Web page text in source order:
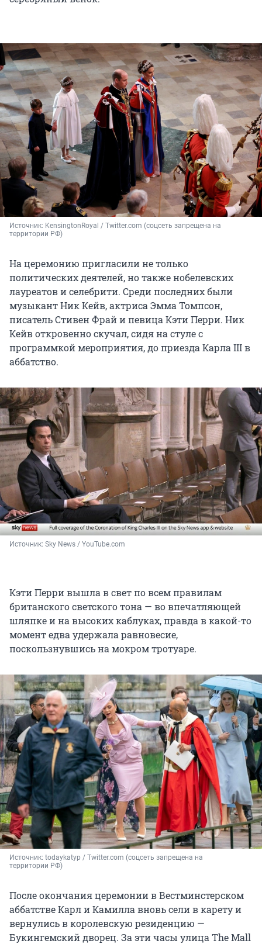
Источник: KensingtonRoyal / Twitter.com (соцсеть запрещена на
территории РФ)
На церемонию пригласили не только
политических деятелей, но также нобелевских
лауреатов и селебрити. Среди последних были
музыкант Ник Кейв, актриса Эмма Томпсон,
писатель Стивен Фрай и певица Кэти Перри. Ник
Кейв откровенно скучал, сидя на стуле с
программкой мероприятия, до приезда Карла III в
аббатство.
Источник: Sky News / YouTube.com
Кэти Перри вышла в свет по всем правилам
британского светского тона — во впечатляющей
шляпке и на высоких каблуках, правда в какой-то
момент едва удержала равновесие,
поскользнувшись на мокром тротуаре.
Источник: todaykatyp / Twitter.com (соцсеть запрещена на
территории РФ)
После окончания церемонии в Вестминстерском
аббатстве Карл и Камилла вновь сели в карету и
вернулись в королевскую резиденцию —
Букингемский дворец. За эти часы улица The Mall